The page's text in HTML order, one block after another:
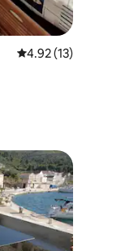
औसत रेटिंग 5 में से 4.92,
4.92 (13)